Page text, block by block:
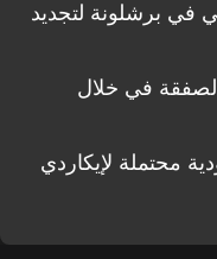
في برشلونة لتجديد
في خلال
محتملة لإيكاردي